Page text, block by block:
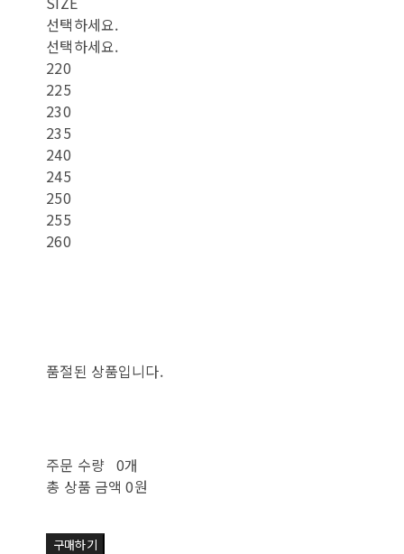
선택하세요.
선택하세요.
220
225
230
235
240
245
250
255
260
품절된 상품입니다.
주문 수량 0개
총 상품 금액 0원
구매하기